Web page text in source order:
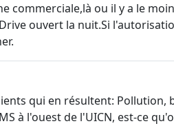
commerciale,là ou il y a le
ouvert la nuit.Si
qui en résultent:
à l'ouest de l'UICN, est-ce